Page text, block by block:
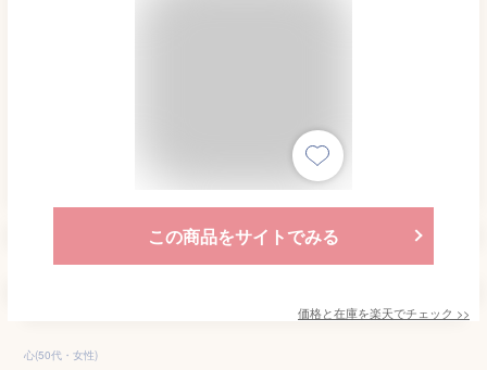
この商品をサイトでみる
価格と在庫を楽天でチェック >>
心(50代・女性)